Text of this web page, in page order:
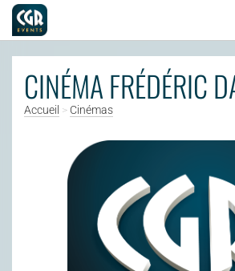
Aller au contenu principal
CINÉMA FRÉDÉRIC
Accueil > Cinémas